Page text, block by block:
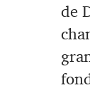
de